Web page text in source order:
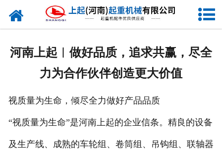
网站首页
资质证书
河南上起︱做好品质，追求共赢，尽全
力为合作伙伴创造更大价值
视质量为生命，倾尽全力做好产品品质
“视质量为生命”是河南上起的企业信条。精良的设备
及生产线、成熟的车轮组、卷筒组、吊钩组、联轴器